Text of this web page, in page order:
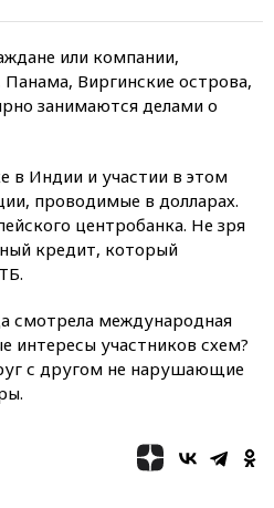
России
09:49 WSJ: Трамп «сходит с
ума» из-за сообщений в СМИ
об истощении боеприпасов у
США
в 2028 году могут войти в
состав Евросоюза
09:18 Пашинян сообщил о
приверженности Армении
основополагающим
09:06Гендиректора
удмуртской «Ижавиа»
попросили уволиться
В Екатеринбурге
или компании,
Панама, Виргинские острова,
занимаются делами о
в Индии и участии в этом
проводимые в долларах.
центробанка. Не зря
кредит, который
смотрела международная
интересы участников схем?
с другом не нарушающие